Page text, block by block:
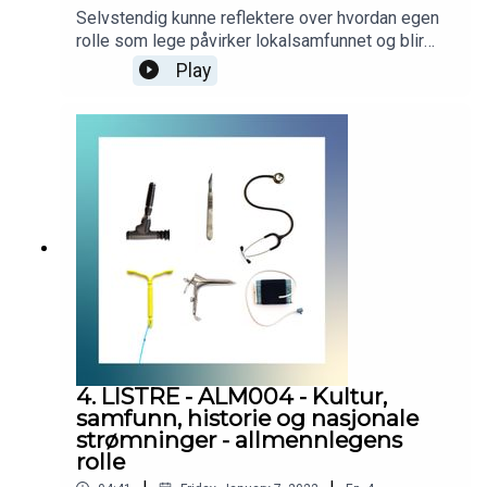
Selvstendig kunne reflektere over hvordan egen
rolle som lege påvirker lokalsamfunnet og blir
påvirket av lokalsamfunnet. Podcasten er
utarbeidet i samarbeid med Helsedirektoratet.
podcasten, men innholdet er i sin helhet
Høines og Morten Munkvik). Podcasten er ingen
fasit for hvordan læringsmålene skal tolkes, men
skal bidra til refleksjon rundt læringsmålene i
allmennmedisin.
Play
4. LISTRE - ALM004 - Kultur,
samfunn, historie og nasjonale
strømninger - allmennlegens
rolle